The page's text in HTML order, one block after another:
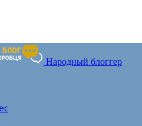
Народный блоггер